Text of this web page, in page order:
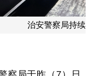
防行动2025”